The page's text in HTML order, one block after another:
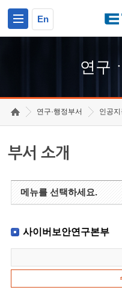
En
연구
연구·행정부서 인공
부서 소개
메뉴를 선택하세요.
사이버보안연구본부